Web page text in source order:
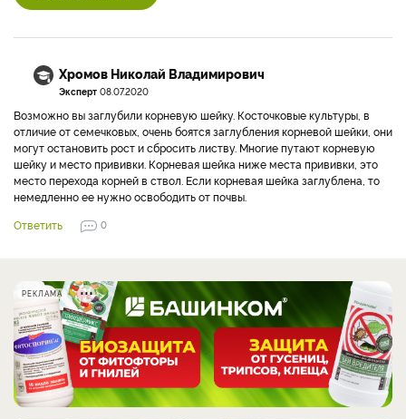
Хромов Николай Владимирович
Эксперт 08.07.2020
Возможно вы заглубили корневую шейку. Косточковые культуры, в
отличие от семечковых, очень боятся заглубления корневой шейки, они
могут остановить рост и сбросить листву. Многие путают корневую
шейку и место прививки. Корневая шейка ниже места прививки, это
место перехода корней в ствол. Если корневая шейка заглублена, то
немедленно ее нужно освободить от почвы.
Ответить
0
РЕКЛАМА